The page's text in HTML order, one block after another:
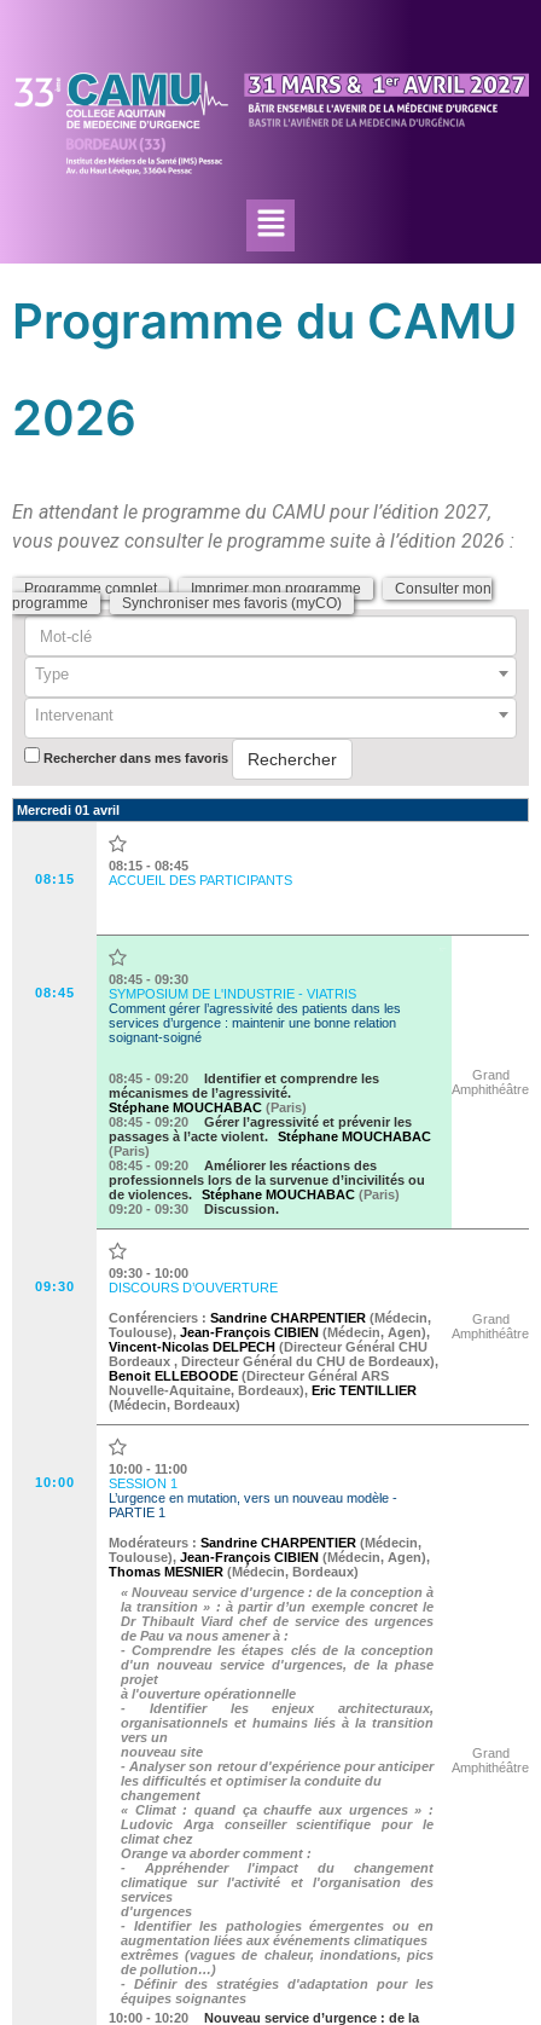
Programme du CAMU
2026
En attendant le programme du CAMU pour l’édition 2027,
vous pouvez consulter le programme suite à l’édition 2026 :